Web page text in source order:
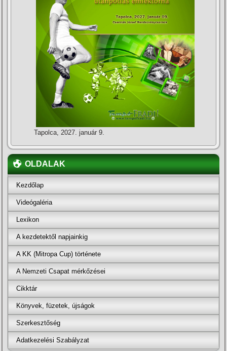
Tapolca, 2027. január 9.
OLDALAK
Kezdőlap
Videógaléria
Lexikon
A kezdetektől napjainkig
A KK (Mitropa Cup) története
A Nemzeti Csapat mérkőzései
Cikktár
Könyvek, füzetek, újságok
Szerkesztőség
Adatkezelési Szabályzat